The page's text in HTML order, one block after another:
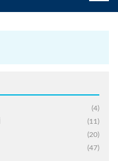
(4)
(11)
(20)
(47)